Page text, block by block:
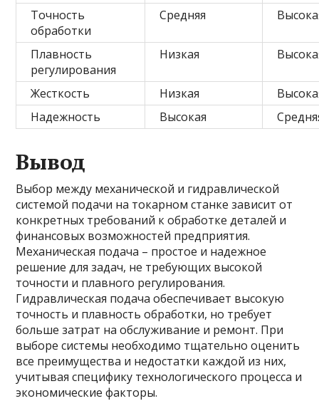
Точность
обработки
Средняя
Плавность
регулирования
Низкая
Жесткость Низкая
Надежность
Высокая
Вывод
Выбор между механической и гидравлической
системой подачи на токарном станке зависит от
конкретных требований к обработке деталей и
финансовых возможностей предприятия.
Механическая подача – простое и надежное
решение для задач, не требующих высокой
точности и плавного регулирования.
Гидравлическая подача обеспечивает высокую
точность и плавность обработки, но требует
больше затрат на обслуживание и ремонт. При
выборе системы необходимо тщательно оценить
все преимущества и недостатки каждой из них,
учитывая специфику технологического процесса и
экономические факторы.